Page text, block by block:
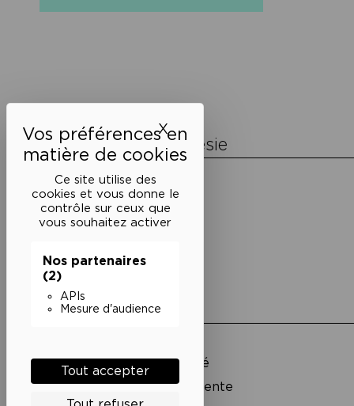
Ce site utilise des
cookies et vous donne le
contrôle sur ceux que
vous souhaitez activer
Nos partenaires
(2)
APIs
Mesure d'audience
Tout accepter
XMasquer le bandeau des
l’article
La Maison de la Poésie
Découvrir
En photos
Historique
Nos partenaires
Liens utiles
Politique de confidentialité
Conditions générales de vente